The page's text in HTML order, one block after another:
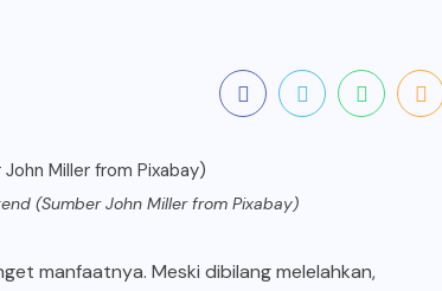
(Sumber John Miller from Pixabay)
manfaatnya. Meski dibilang melelahkan,